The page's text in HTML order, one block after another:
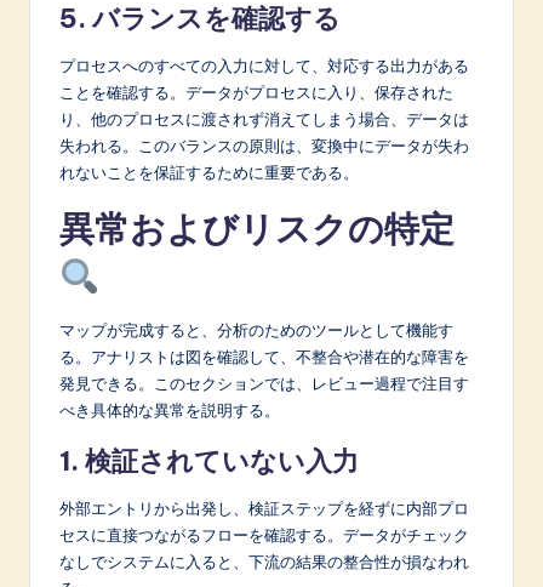
5. バランスを確認する
プロセスへのすべての入力に対して、対応する出力がある
ことを確認する。データがプロセスに入り、保存された
り、他のプロセスに渡されず消えてしまう場合、データは
失われる。このバランスの原則は、変換中にデータが失わ
れないことを保証するために重要である。
異常およびリスクの特定
マップが完成すると、分析のためのツールとして機能す
る。アナリストは図を確認して、不整合や潜在的な障害を
発見できる。このセクションでは、レビュー過程で注目す
べき具体的な異常を説明する。
1. 検証されていない入力
外部エントリから出発し、検証ステップを経ずに内部プロ
セスに直接つながるフローを確認する。データがチェック
なしでシステムに入ると、下流の結果の整合性が損なわれ